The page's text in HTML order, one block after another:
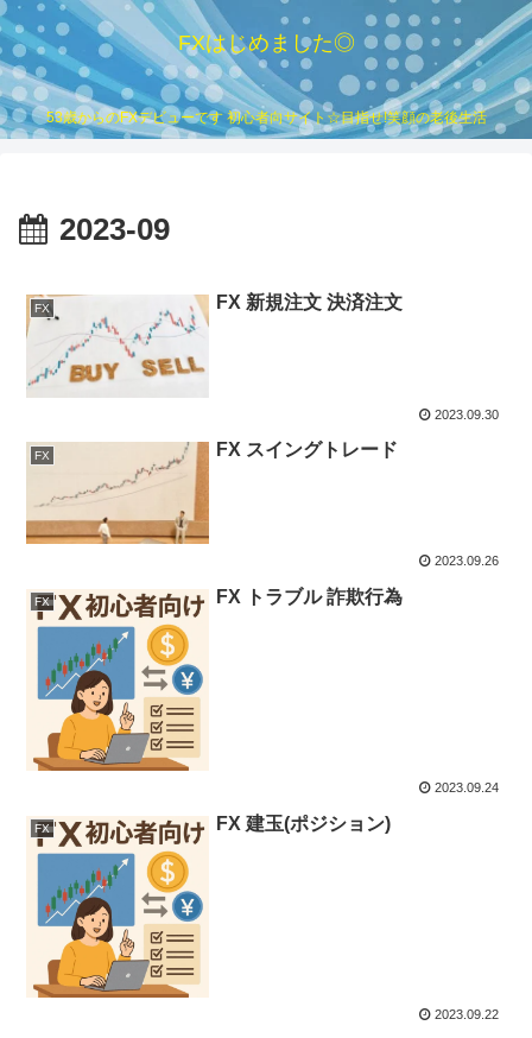
FXはじめました◎
53歳からのFXデビューです 初心者向サイト☆目指せ!笑顔の老後生活
2023-09
FX FX 新規注文 決済注文
2023.09.30
FX FX スイングトレード
2023.09.26
FX FX トラブル 詐欺行為
2023.09.24
FX FX 建玉(ポジション)
2023.09.22